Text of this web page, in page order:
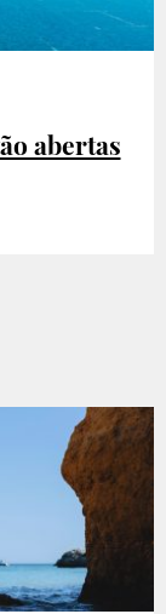
abertas